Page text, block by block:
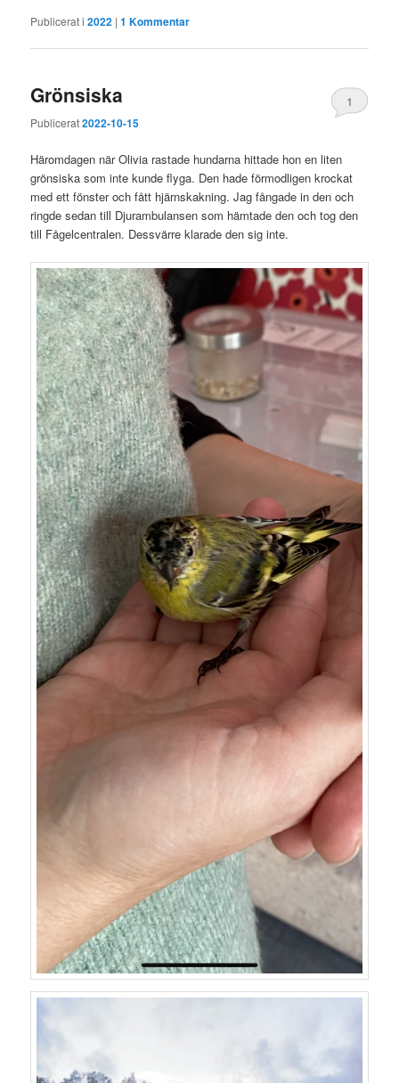
Publicerat i 2022 |1 Kommentar
Grönsiska
Publicerat2022-10-15
1
Häromdagen när Olivia rastade hundarna hittade hon en liten
grönsiska som inte kunde flyga. Den hade förmodligen krockat
med ett fönster och fått hjärnskakning. Jag fångade in den och
ringde sedan till Djurambulansen som hämtade den och tog den
till Fågelcentralen. Dessvärre klarade den sig inte.